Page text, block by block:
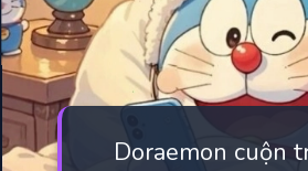
Doraemon cuộn